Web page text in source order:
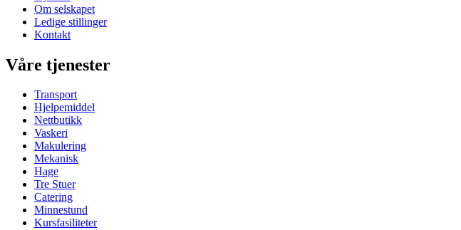
Om selskapet
Ledige stillinger
Kontakt
Våre tjenester
Transport
Hjelpemiddel
Nettbutikk
Vaskeri
Makulering
Mekanisk
Hage
Tre Stuer
Catering
Minnestund
Kursfasiliteter